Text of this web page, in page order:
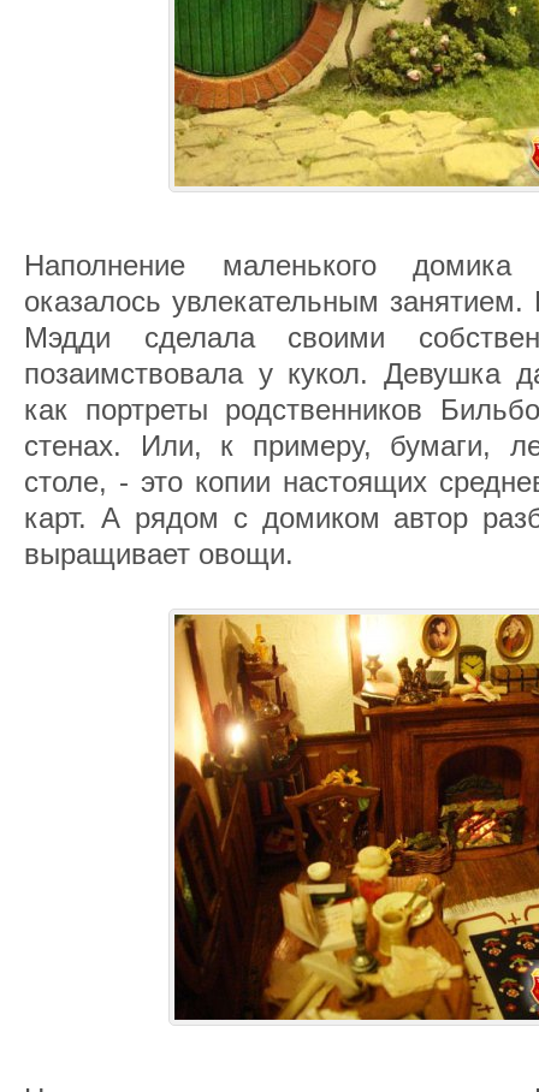
Наполнение маленького
оказалось увлекательным
Мэдди сделала своими
позаимствовала у кукол. Девушка
как портреты родственников
стенах. Или, к примеру, бумаги,
столе, - это копии настоящих
карт. А рядом с домиком автор
выращивает овощи.